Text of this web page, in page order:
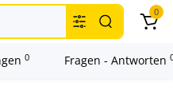
0
0 Fragen - Antworten